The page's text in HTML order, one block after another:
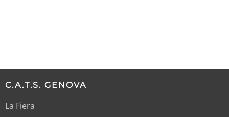
C.A.T.S. GENOVA
La Fiera